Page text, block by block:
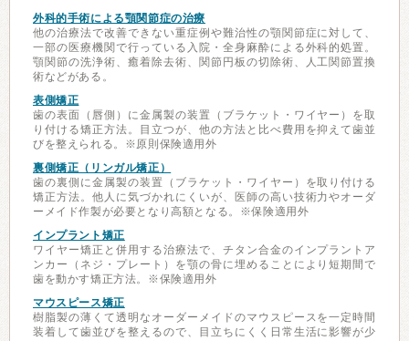
外科的手術による顎関節症の治療
他の治療法で改善できない重症例や難治性の顎関節症に対して、
一部の医療機関で行っている入院・全身麻酔による外科的処置。
顎関節の洗浄術、癒着除去術、関節円板の切除術、人工関節置換
術などがある。
表側矯正
歯の表面（唇側）に金属製の装置（ブラケット・ワイヤー）を取
り付ける矯正方法。目立つが、他の方法と比べ費用を抑えて歯並
びを整えられる。※原則保険適用外
裏側矯正（リンガル矯正）
歯の裏側に金属製の装置（ブラケット・ワイヤー）を取り付ける
矯正方法。他人に気づかれにくいが、医師の高い技術力やオーダ
ーメイド作製が必要となり高額となる。※保険適用外
インプラント矯正
ワイヤー矯正と併用する治療法で、チタン合金のインプラントア
ンカー（ネジ・プレート）を顎の骨に埋めることにより短期間で
歯を動かす矯正方法。※保険適用外
マウスピース矯正
樹脂製の薄くて透明なオーダーメイドのマウスピースを一定時間
装着して歯並びを整えるので、目立ちにくく日常生活に影響が少